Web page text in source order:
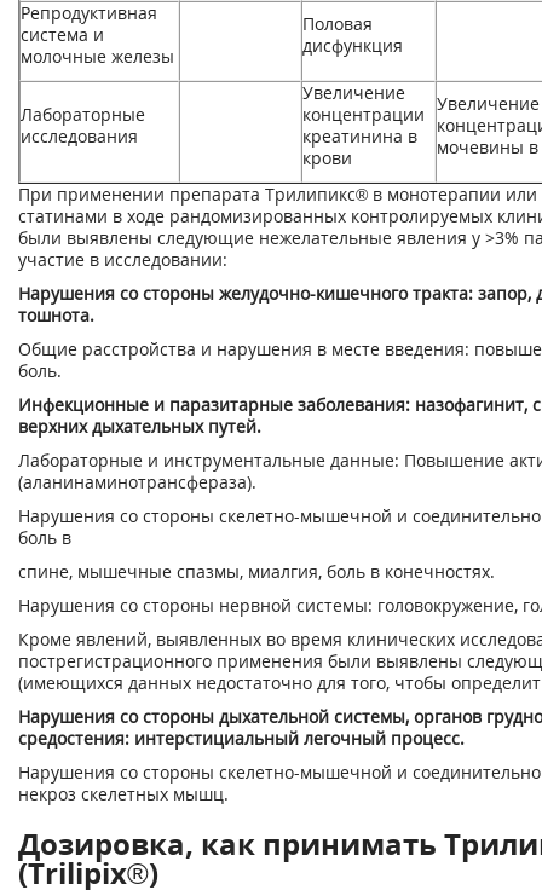
Репродуктивная
система и
молочные железы
Половая
дисфункция
Лабораторные
исследования
Увеличение
концентрации
креатинина в
крови
Увеличение
мочевины в
При применении препарата Трилипикс® в монотерапии или
статинами в ходе рандомизированных контролируемых
были выявлены следующие нежелательные явления у >3%
участие в исследовании:
Нарушения со стороны желудочно-кишечного тракта: запор,
тошнота.
Общие расстройства и нарушения в месте введения:
боль.
Инфекционные и паразитарные заболевания: назофагинит,
верхних дыхательных путей.
Лабораторные и инструментальные данные: Повышение
(аланинаминотрансфераза).
Нарушения со стороны скелетно-мышечной и
боль в
спине, мышечные спазмы, миалгия, боль в конечностях.
Нарушения со стороны нервной системы: головокружение,
Кроме явлений, выявленных во время клинических
пострегистрационного применения были выявлены
(имеющихся данных недостаточно для того, чтобы
Нарушения со стороны дыхательной системы, органов
средостения: интерстициальный легочный процесс.
Нарушения со стороны скелетно-мышечной и
некроз скелетных мышц.
Дозировка, как принимать
(Trilipix®)